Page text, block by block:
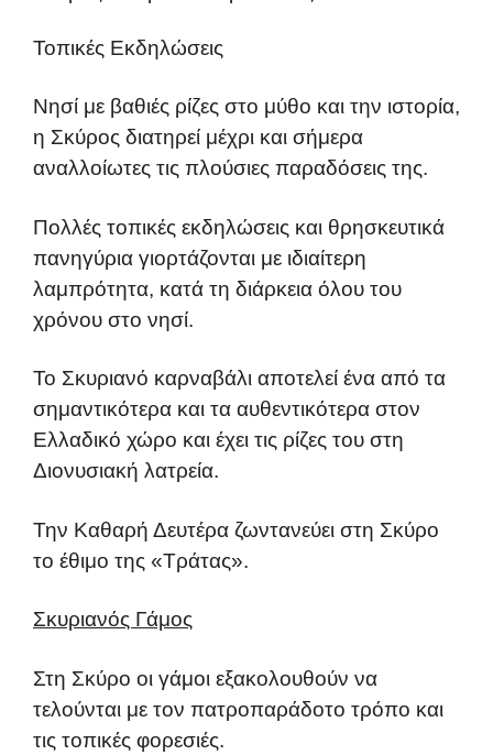
Τοπικές Εκδηλώσεις
Νησί με βαθιές ρίζες στο μύθο και την ιστορία,
η Σκύρος διατηρεί μέχρι και σήμερα
αναλλοίωτες τις πλούσιες παραδόσεις της.
Πολλές τοπικές εκδηλώσεις και θρησκευτικά
πανηγύρια γιορτάζονται με ιδιαίτερη
λαμπρότητα, κατά τη διάρκεια όλου του
χρόνου στο νησί.
Το Σκυριανό καρναβάλι αποτελεί ένα από τα
σημαντικότερα και τα αυθεντικότερα στον
Ελλαδικό χώρο και έχει τις ρίζες του στη
Διονυσιακή λατρεία.
Την Καθαρή Δευτέρα ζωντανεύει στη Σκύρο
το έθιμο της «Τράτας».
Σκυριανός Γάμος
Στη Σκύρο οι γάμοι εξακολουθούν να
τελούνται με τον πατροπαράδοτο τρόπο και
τις τοπικές φορεσιές.